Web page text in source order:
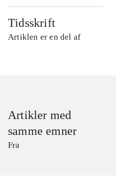
Tidsskrift
Artiklen er en del af
Artikler med
samme emner
Fra